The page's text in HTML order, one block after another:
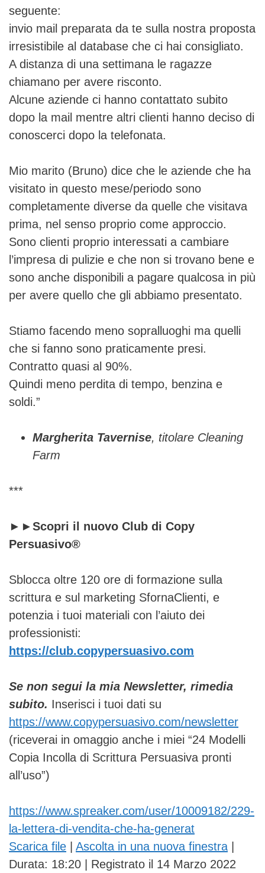
seguente:
invio mail preparata da te sulla nostra proposta
irresistibile al database che ci hai consigliato.
A distanza di una settimana le ragazze
chiamano per avere risconto.
Alcune aziende ci hanno contattato subito
dopo la mail mentre altri clienti hanno deciso di
conoscerci dopo la telefonata.
Mio marito (Bruno) dice che le aziende che ha
visitato in questo mese/periodo sono
completamente diverse da quelle che visitava
prima, nel senso proprio come approccio.
Sono clienti proprio interessati a cambiare
l’impresa di pulizie e che non si trovano bene e
sono anche disponibili a pagare qualcosa in più
per avere quello che gli abbiamo presentato.
Stiamo facendo meno sopralluoghi ma quelli
che si fanno sono praticamente presi.
Contratto quasi al 90%.
Quindi meno perdita di tempo, benzina e
soldi.”
Margherita Tavernise, titolare Cleaning
Farm
***
►►Scopri il nuovo Club di Copy
Persuasivo®
Sblocca oltre 120 ore di formazione sulla
scrittura e sul marketing SfornaClienti, e
potenzia i tuoi materiali con l’aiuto dei
professionisti:
https://club.copypersuasivo.com
Se non segui la mia Newsletter, rimedia
subito. Inserisci i tuoi dati su
https://www.copypersuasivo.com/newsletter
(riceverai in omaggio anche i miei “24 Modelli
Copia Incolla di Scrittura Persuasiva pronti
all’uso”)
https://www.spreaker.com/user/10009182/229-
la-lettera-di-vendita-che-ha-generat
Scarica file | Ascolta in una nuova finestra |
Durata: 18:20 | Registrato il 14 Marzo 2022